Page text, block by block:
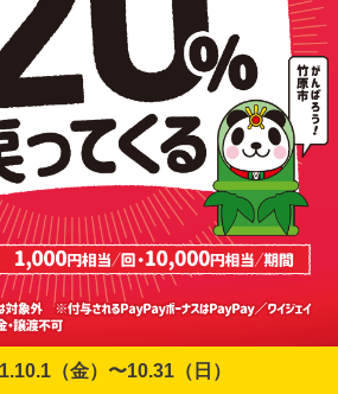
（金）〜10.31（日）